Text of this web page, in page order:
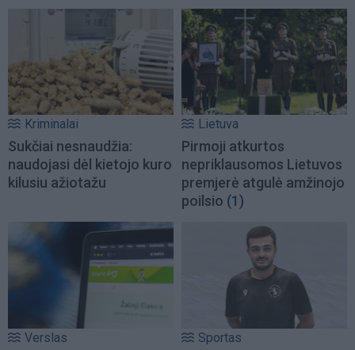
Kriminalai
Sukčiai nesnaudžia:
naudojasi dėl kietojo kuro
kilusiu ažiotažu
Lietuva
Pirmoji atkurtos
nepriklausomos Lietuvos
premjerė atgulė amžinojo
poilsio (1)
Verslas Sportas